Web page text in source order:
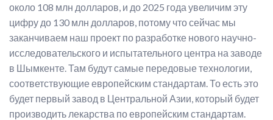
около 108 млн долларов, и до 2025 года увеличим эту
цифру до 130 млн долларов, потому что сейчас мы
заканчиваем наш проект по разработке нового научно-
исследовательского и испытательного центра на заводе
в Шымкенте. Там будут самые передовые технологии,
соответствующие европейским стандартам. То есть это
будет первый завод в Центральной Азии, который будет
производить лекарства по европейским стандартам.